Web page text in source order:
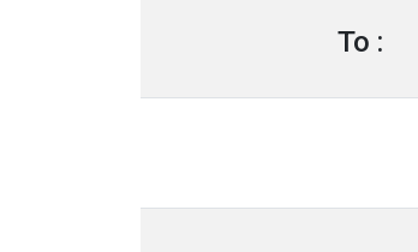
To :